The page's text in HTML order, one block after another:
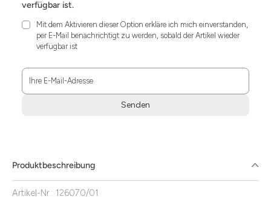
verfügbar ist.
Mit dem Aktivieren dieser Option erkläre ich mich einverstanden,
per E-Mail benachrichtigt zu werden, sobald der Artikel wieder
verfügbar ist
Ihre E-Mail-Adresse
Senden
die
Zustimmung
aktivieren.
Produktbeschreibung
Artikel-Nr.: 126070/01